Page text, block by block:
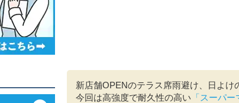
新店舗OPENのテラス席雨避け、日よけ
今回は高強度で耐久性の高い 「スーパー